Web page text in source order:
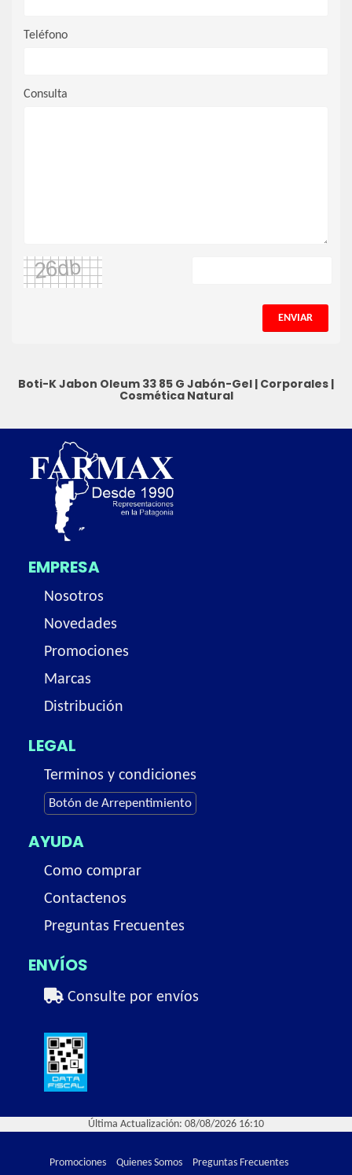
Teléfono
Consulta
ENVIAR
Boti-K Jabon Oleum 33 85 G Jabón-Gel | Corporales |
Cosmética Natural
EMPRESA
Nosotros
Novedades
Promociones
Marcas
Distribución
LEGAL
Terminos y condiciones
Botón de Arrepentimiento
AYUDA
Como comprar
Contactenos
Preguntas Frecuentes
ENVÍOS
Consulte por envíos
Última Actualización: 08/08/2026 16:10
Promociones Quienes Somos Preguntas Frecuentes